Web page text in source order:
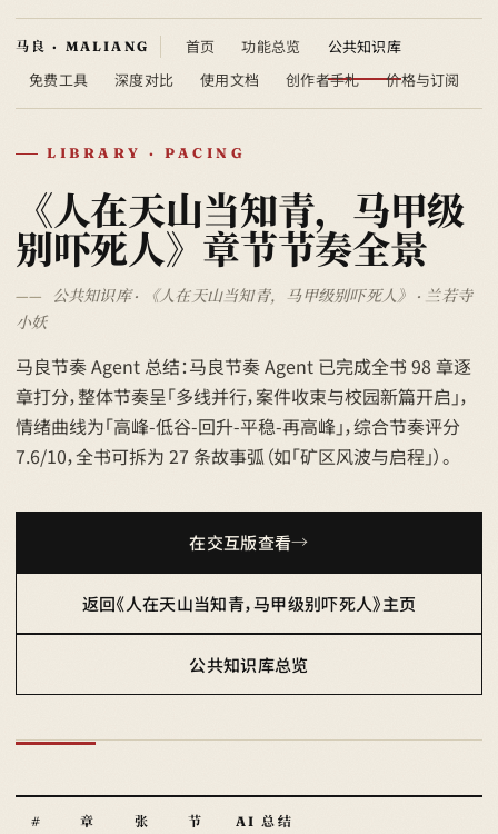
首页 功能总览
公共知识库
免费工具
深度对比 使用文档 创作者手札 价格与订阅
LIBRARY · PACING
《人在天山当知青，马甲级
别吓死人》章节节奏全景
公共知识库 · 《人在天山当知青，马甲级别吓死人》 · 兰若寺
小妖
马良节奏 Agent 总结：马良节奏 Agent 已完成全书 98 章逐
章打分，整体节奏呈「多线并行，案件收束与校园新篇开启」，
情绪曲线为「高峰-低谷-回升-平稳-再高峰」，综合节奏评分
7.6/10，全书可拆为 27 条故事弧（如「矿区风波与启程」）。
在交互版查看
返回《人在天山当知青，马甲级别吓死人》主页
公共知识库总览
#
章
张
节
AI 总结